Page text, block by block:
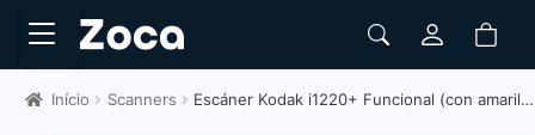
Início Scanners Escáner Kodak i1220+ Funcional (con amarilleo estético) | Recondicionado